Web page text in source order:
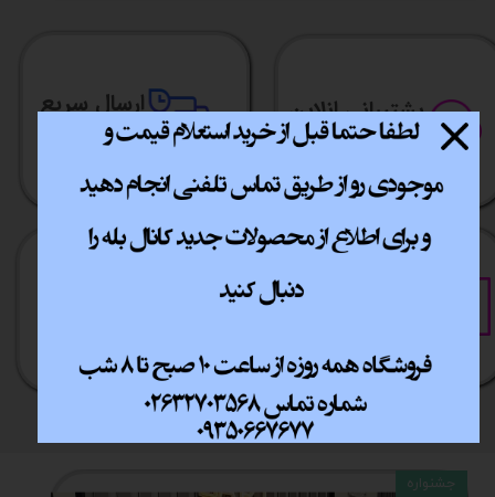
پشتیبانی انلاین
​7روز هفته 10تا 20
ارسال سریع
​​سراسر ایران
جشنواره